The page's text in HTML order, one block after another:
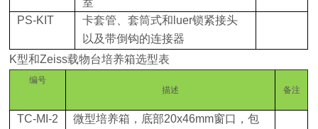
室
PS-KIT
卡套管、套筒式和 luer锁紧接头
以及带倒钩的连接器
K型和Zeiss载物台培养箱选型表
编号
描述
备注
TC-MI-2
微型培养箱，底部20x46mm窗口，包